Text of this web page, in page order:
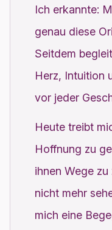
Ich erkannte:
genau diese
Seitdem
Herz, Intuition
vor jeder
Heute treibt
Hoffnung zu
ihnen Wege
nicht mehr
mich eine